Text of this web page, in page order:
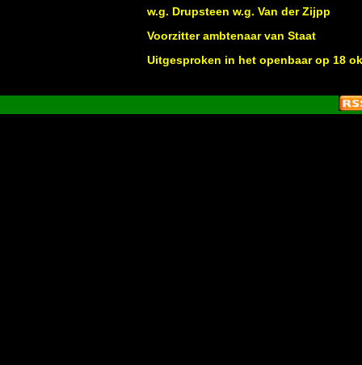
w.g. Drupsteen w.g. Van der Zijpp
Voorzitter ambtenaar van Staat
Uitgesproken in het openbaar op 18